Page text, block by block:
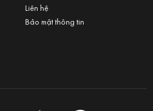
Liên hệ
Bảo mật thông tin